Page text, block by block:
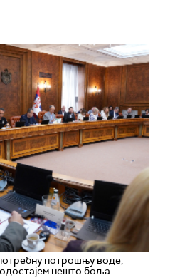
потрошњу воде,
нешто боља